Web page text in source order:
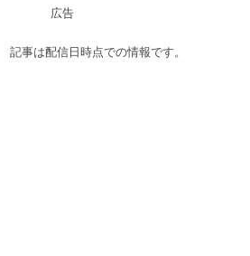
広告
事は配信日時点での情報です。